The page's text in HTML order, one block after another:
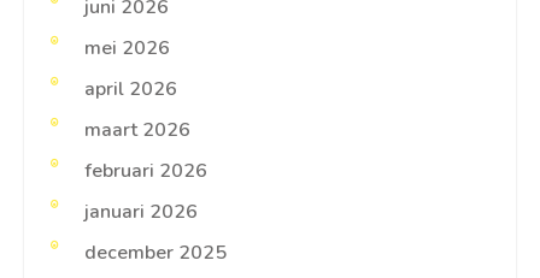
juni 2026
mei 2026
april 2026
maart 2026
februari 2026
januari 2026
december 2025